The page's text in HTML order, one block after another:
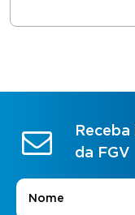
da FGV
Nome